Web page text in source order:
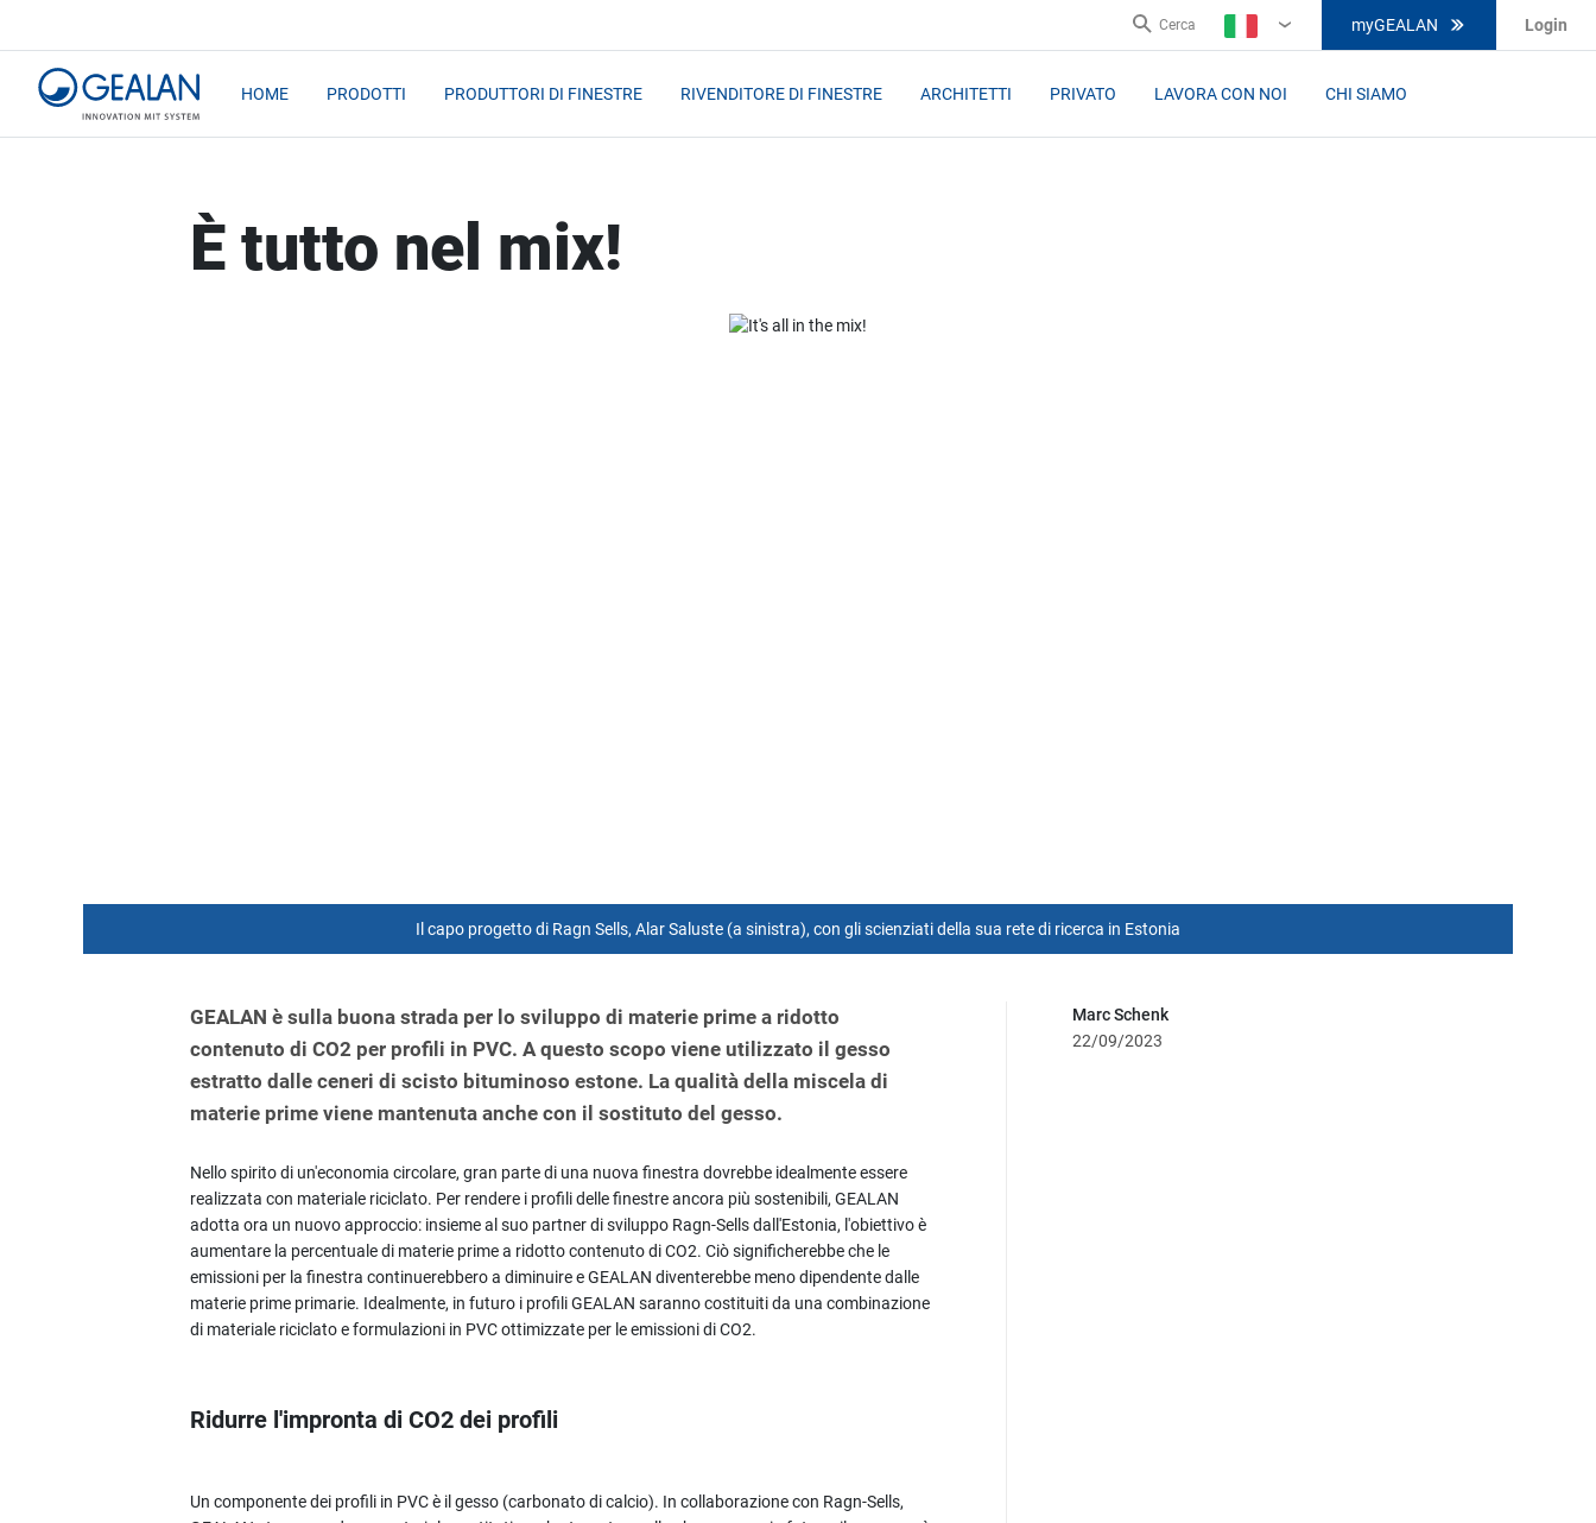
Cerca
IT
myGEALAN Login
HOME PRODOTTI PRODUTTORI DI FINESTRE RIVENDITORE DI FINESTRE ARCHITETTI PRIVATO LAVORA CON NOI CHI SIAMO
È tutto nel mix!
Il capo progetto di Ragn Sells, Alar Saluste (a sinistra), con gli scienziati della sua rete di ricerca in Estonia
GEALAN è sulla buona strada per lo sviluppo di materie prime a ridotto
contenuto di CO2 per profili in PVC. A questo scopo viene utilizzato il gesso
estratto dalle ceneri di scisto bituminoso estone. La qualità della miscela di
materie prime viene mantenuta anche con il sostituto del gesso.
Nello spirito di un'economia circolare, gran parte di una nuova finestra dovrebbe idealmente essere
realizzata con materiale riciclato. Per rendere i profili delle finestre ancora più sostenibili, GEALAN
adotta ora un nuovo approccio: insieme al suo partner di sviluppo Ragn-Sells dall'Estonia, l'obiettivo è
aumentare la percentuale di materie prime a ridotto contenuto di CO2. Ciò significherebbe che le
emissioni per la finestra continuerebbero a diminuire e GEALAN diventerebbe meno dipendente dalle
materie prime primarie. Idealmente, in futuro i profili GEALAN saranno costituiti da una combinazione
di materiale riciclato e formulazioni in PVC ottimizzate per le emissioni di CO2.
Ridurre l'impronta di CO2 dei profili
Un componente dei profili in PVC è il gesso (carbonato di calcio). In collaborazione con Ragn-Sells,
Marc Schenk
22/09/2023